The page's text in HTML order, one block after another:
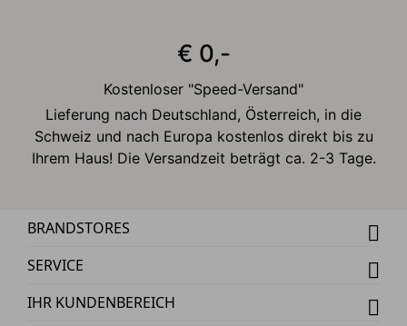
€ 0,-
Kostenloser "Speed-Versand"
Lieferung nach Deutschland, Österreich, in die
Schweiz und nach Europa kostenlos direkt bis zu
Ihrem Haus! Die Versandzeit beträgt ca. 2-3 Tage.
BRANDSTORES
SERVICE
IHR KUNDENBEREICH